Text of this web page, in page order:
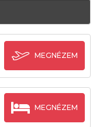
MEGNÉZEM
MEGNÉZEM